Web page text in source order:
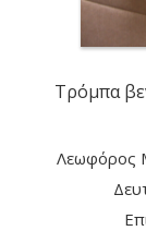
Τρόμπα
Λεωφόρος